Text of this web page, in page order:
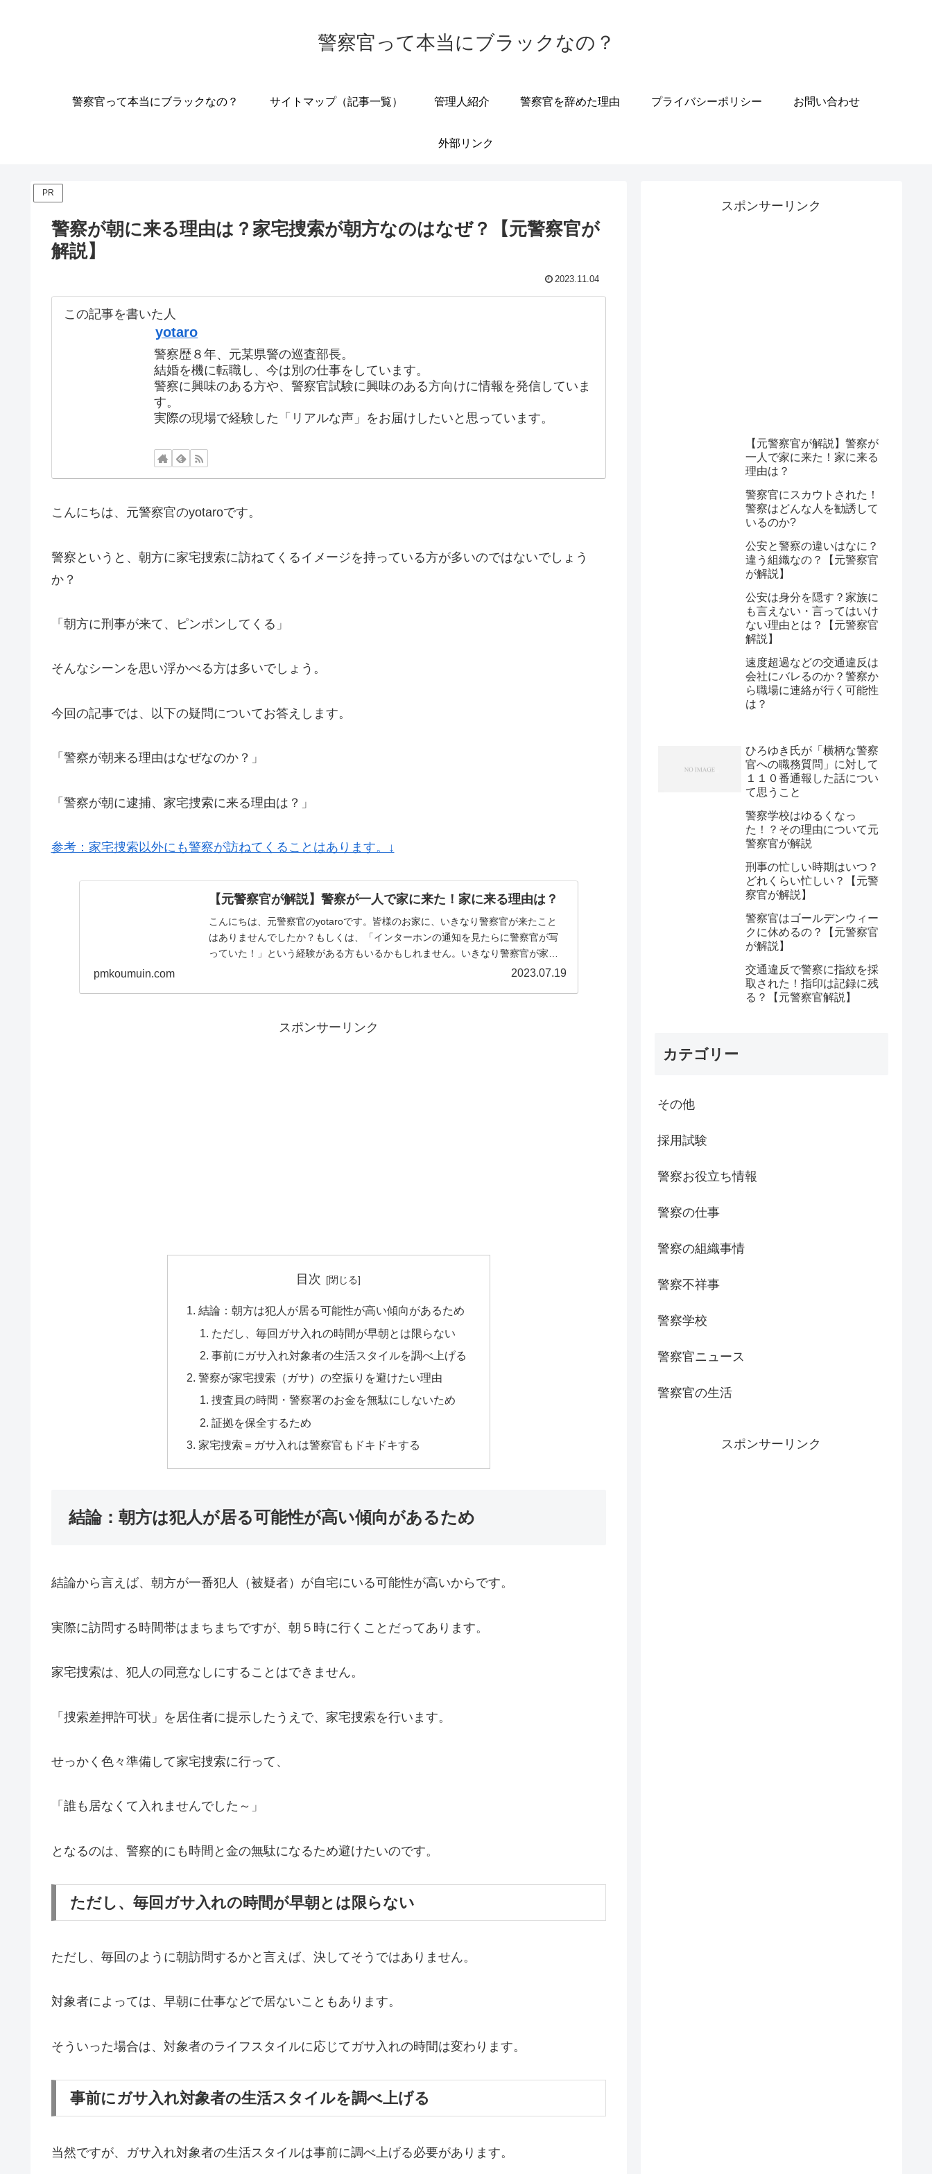
警察官って本当にブラックなの？
警察官って本当にブラックなの？ サイトマップ（記事一覧） 管理人紹介 警察官を辞めた理由 プライバシーポリシー お問い合わせ
外部リンク
PR
警察が朝に来る理由は？家宅捜索が朝方なのはなぜ？【元警察官が
解説】
2023.11.04
この記事を書いた人
yotaro
警察歴８年、元某県警の巡査部長。
結婚を機に転職し、今は別の仕事をしています。
警察に興味のある方や、警察官試験に興味のある方向けに情報を発信していま
す。
実際の現場で経験した「リアルな声」をお届けしたいと思っています。
こんにちは、元警察官のyotaroです。
警察というと、朝方に家宅捜索に訪ねてくるイメージを持っている方が多いのではないでしょう
か？
「朝方に刑事が来て、ピンポンしてくる」
そんなシーンを思い浮かべる方は多いでしょう。
今回の記事では、以下の疑問についてお答えします。
「警察が朝来る理由はなぜなのか？」
「警察が朝に逮捕、家宅捜索に来る理由は？」
参考：家宅捜索以外にも警察が訪ねてくることはあります。↓
【元警察官が解説】警察が一人で家に来た！家に来る理由は？
こんにちは、元警察官のyotaroです。皆様のお家に、いきなり警察官が来たこと
はありませんでしたか？もしくは、「インターホンの通知を見たらに警察官が写
っていた！」という経験がある方もいるかもしれません。いきなり警察官が家に
pmkoumuin.com 2023.07.19
スポンサーリンク
目次
結論：朝方は犯人が居る可能性が高い傾向があるため
ただし、毎回ガサ入れの時間が早朝とは限らない
事前にガサ入れ対象者の生活スタイルを調べ上げる
警察が家宅捜索（ガサ）の空振りを避けたい理由
捜査員の時間・警察署のお金を無駄にしないため
証拠を保全するため
家宅捜索＝ガサ入れは警察官もドキドキする
結論：朝方は犯人が居る可能性が高い傾向があるため
結論から言えば、朝方が一番犯人（被疑者）が自宅にいる可能性が高いからです。
実際に訪問する時間帯はまちまちですが、朝５時に行くことだってあります。
家宅捜索は、犯人の同意なしにすることはできません。
「捜索差押許可状」を居住者に提示したうえで、家宅捜索を行います。
せっかく色々準備して家宅捜索に行って、
「誰も居なくて入れませんでした～」
となるのは、警察的にも時間と金の無駄になるため避けたいのです。
ただし、毎回ガサ入れの時間が早朝とは限らない
ただし、毎回のように朝訪問するかと言えば、決してそうではありません。
対象者によっては、早朝に仕事などで居ないこともあります。
そういった場合は、対象者のライフスタイルに応じてガサ入れの時間は変わります。
事前にガサ入れ対象者の生活スタイルを調べ上げる
当然ですが、ガサ入れ対象者の生活スタイルは事前に調べ上げる必要があります。
スポンサーリンク
【元警察官が解説】警察が
一人で家に来た！家に来る
理由は？
警察官にスカウトされた！
警察はどんな人を勧誘して
いるのか?
公安と警察の違いはなに？
違う組織なの？【元警察官
が解説】
公安は身分を隠す？家族に
も言えない・言ってはいけ
ない理由とは？【元警察官
解説】
速度超過などの交通違反は
会社にバレるのか？警察か
ら職場に連絡が行く可能性
は？
ひろゆき氏が「横柄な警察
官への職務質問」に対して
１１０番通報した話につい
て思うこと
警察学校はゆるくなっ
た！？その理由について元
警察官が解説
刑事の忙しい時期はいつ？
どれくらい忙しい？【元警
察官が解説】
警察官はゴールデンウィー
クに休めるの？【元警察官
が解説】
交通違反で警察に指紋を採
取された！指印は記録に残
る？【元警察官解説】
カテゴリー
その他
採用試験
警察お役立ち情報
警察の仕事
警察の組織事情
警察不祥事
警察学校
警察官ニュース
警察官の生活
スポンサーリンク